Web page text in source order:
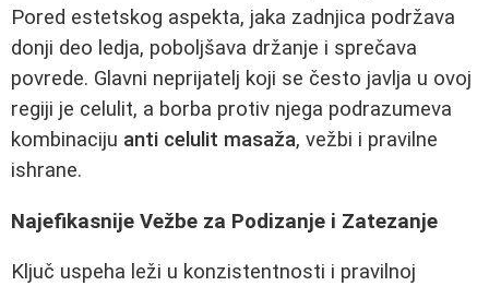
Pored estetskog aspekta, jaka zadnjica podržava
donji deo ledja, poboljšava držanje i sprečava
povrede. Glavni neprijatelj koji se često javlja u ovoj
regiji je celulit, a borba protiv njega podrazumeva
kombinaciju anti celulit masaža, vežbi i pravilne
ishrane.
Najefikasnije Vežbe za Podizanje i Zatezanje
Ključ uspeha leži u konzistentnosti i pravilnoj